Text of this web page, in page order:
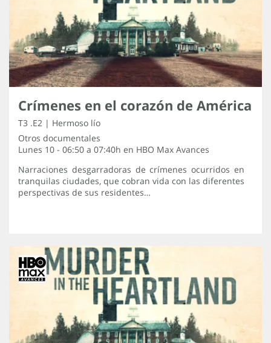
Crímenes en el corazón de América
T3 .E2 | Hermoso lío
Otros documentales
Lunes 10 - 06:50 a 07:40h en HBO Max Avances
Narraciones desgarradoras de crímenes ocurridos en
tranquilas ciudades, que cobran vida con las diferentes
perspectivas de sus residentes…